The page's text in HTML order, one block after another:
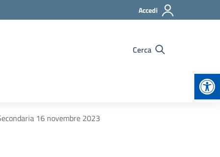
Accedi
Cerca
16 novembre 2023